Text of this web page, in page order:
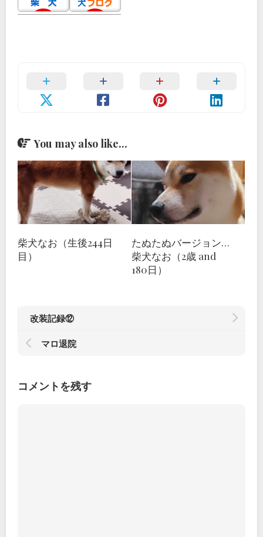
You may also like...
柴犬なお（生後244日
目）
たぬたぬバージョン…
柴犬なお（2歳 and
180日）
改装記録⑫
マロ退院
コメントを残す